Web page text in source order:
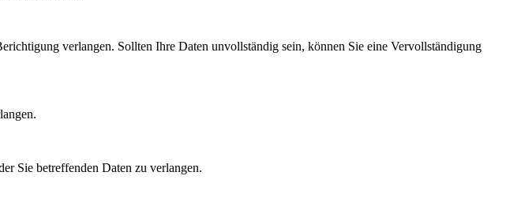
verlangen. Sollten Ihre Daten unvollständig sein, können Sie eine Vervollständigung
Sie betreffenden Daten zu verlangen.